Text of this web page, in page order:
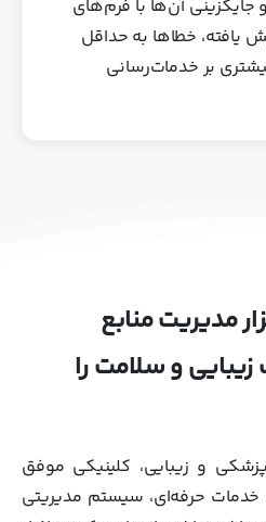
آن‌ها با فرم‌های
یافته، خطاها به حداقل
بر خدمات‌رسانی
مدیریت منابع
زیبایی و سلامت را
و زیبایی، کلینیکی موفق
خدمات حرفه‌ای، سیستم مدیریتی